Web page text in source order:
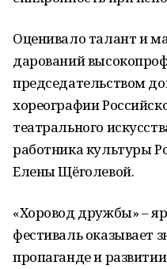
Оценивало талант и
дарований
председательством
хореографии
театрального
работника культуры
Елены Щёголевой.
«Хоровод дружбы» –
фестиваль оказывает
пропаганде и